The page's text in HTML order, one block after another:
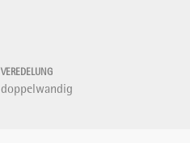
VEREDELUNG
doppelwandig